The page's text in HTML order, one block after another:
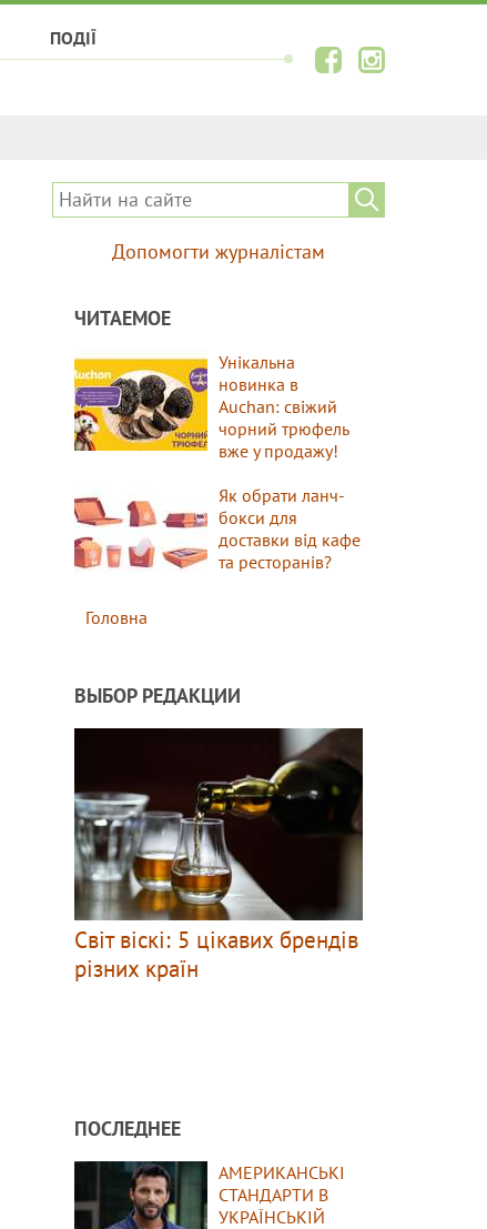
ПОДІЇ
Допомогти журналістам
ЧИТАЕМОЕ
Унікальна
новинка в
Auchan: свіжий
чорний трюфель
вже у продажу!
Як обрати ланч-
бокси для
доставки від кафе
та ресторанів?
Головна
ВЫБОР РЕДАКЦИИ
Світ віскі: 5 цікавих брендів
різних країн
ПОСЛЕДНЕЕ
АМЕРИКАНСЬКІ
СТАНДАРТИ В
УКРАЇНСЬКІЙ